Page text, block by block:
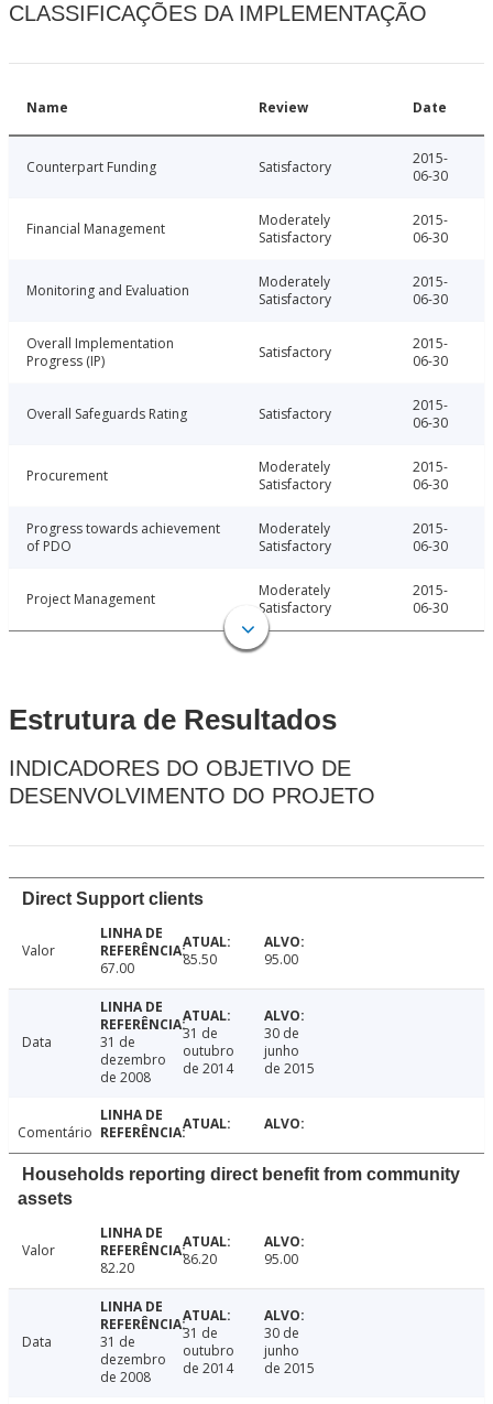
CLASSIFICAÇÕES DA IMPLEMENTAÇÃO
Name Review Date
Counterpart Funding Satisfactory
2015-
06-30
Financial Management
Moderately
Satisfactory
2015-
06-30
Monitoring and Evaluation
Moderately
Satisfactory
2015-
06-30
Overall Implementation
Progress (IP)
Satisfactory
2015-
06-30
Overall Safeguards Rating Satisfactory
2015-
06-30
Procurement
Moderately
Satisfactory
2015-
06-30
Progress towards achievement
of PDO
Moderately
Satisfactory
2015-
06-30
Project Management
Moderately
Satisfactory
2015-
06-30
Estrutura de Resultados
INDICADORES DO OBJETIVO DE
DESENVOLVIMENTO DO PROJETO
Direct Support clients
Valor
67.00
85.50 95.00
Data
31 de
dezembro
de 2008
31 de
outubro
de 2014
30 de
junho
de 2015
Comentário
Households reporting direct benefit from community
assets
Valor
82.20
86.20 95.00
Data
31 de
dezembro
de 2008
31 de
outubro
de 2014
30 de
junho
de 2015